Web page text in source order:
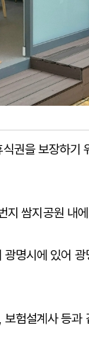
권을 보장하기
지 쌈지공원 내
명시에 있어
험설계사 등과